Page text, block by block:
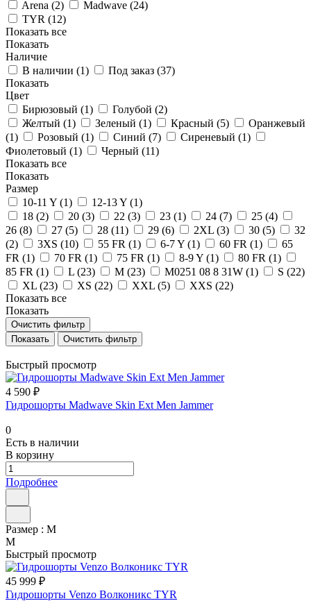
Arena (2) Madwave (24)
TYR (12)
Показать все
Показать
Наличие
В наличии (1) Под заказ (37)
Показать
Цвет
Бирюзовый (1) Голубой (2)
Желтый (1) Зеленый (1) Красный (5)
Оранжевый
(1) Розовый (1) Синий (7) Сиреневый (1)
Фиолетовый (1) Черный (11)
Показать все
Показать
Размер
10-11 Y (1) 12-13 Y (1)
18 (2) 20 (3) 22 (3) 23 (1) 24 (7) 25 (4)
26 (8) 27 (5) 28 (11) 29 (6) 2XL (3) 30 (5)
32
(2) 3XS (10) 55 FR (1) 6-7 Y (1) 60 FR (1)
65
FR (1) 70 FR (1) 75 FR (1) 8-9 Y (1) 80 FR (1)
85 FR (1) L (23) M (23) M0251 08 8 31W (1) S (22)
XL (23) XS (22) XXL (5) XXS (22)
Показать все
Показать
Очистить фильтр
Очистить фильтр
Быстрый просмотр
4 590 ₽
Гидрошорты Madwave Skin Ext Men Jammer
0
Есть в наличии
В корзину
Подробнее
Размер : M
M
Быстрый просмотр
45 999 ₽
Гидрошорты Venzo Волконикс TYR